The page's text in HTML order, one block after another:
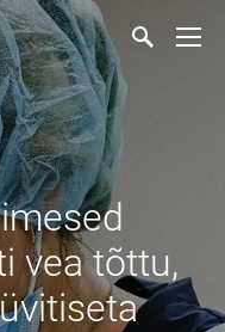
vea tõttu,